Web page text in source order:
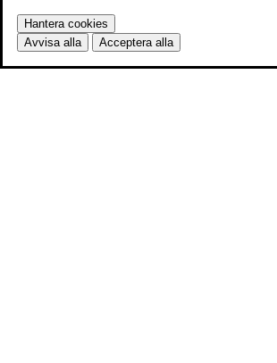
Hantera cookies
Avvisa alla
Acceptera alla